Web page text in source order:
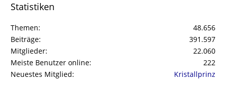
Statistiken
Themen
48.656
Beiträge
391.597
Mitglieder
22.060
Meiste Benutzer online
222
Neuestes Mitglied
Kristallprinz